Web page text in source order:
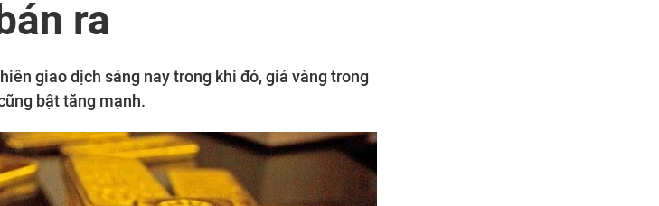
ra
giao dịch sáng nay trong khi đó, giá vàng trong
bật tăng mạnh.